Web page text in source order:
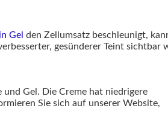
Gel den Zellumsatz beschleunigt,
gesünderer Teint sichtbar
Gel. Die Creme hat niedrigere
Sie sich auf unserer Website,